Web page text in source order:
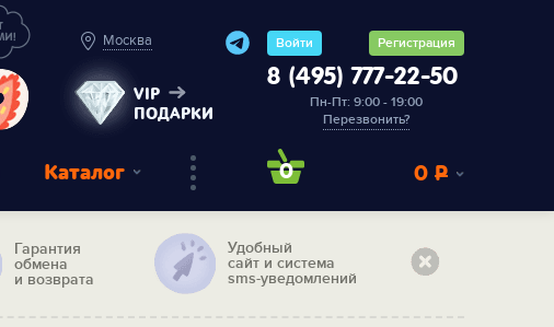
Москва
VIP
ПОДАРКИ
Войти Регистрация
8 (495) 777-22-50
Пн-Пт: 9:00 - 19:00
Перезвонить?
Каталог 0 0 Р
Гарантия
обмена
и возврата
Удобный
сайт и система
sms-уведомлений